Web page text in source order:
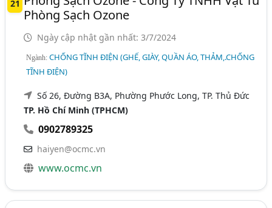
21
Phòng Sạch Ozone
Ngày cập nhật gần nhất: 3/7/2024
Ngành:CHỐNG TĨNH ĐIỆN (GHẾ, GIÀY, QUẦN ÁO, THẢM,.CHỐNG
TĨNH ĐIỆN)
Số 26, Đường B3A, Phường Phước Long, TP. Thủ Đức
TP. Hồ Chí Minh (TPHCM)
0902789325
haiyen@ocmc.vn
www.ocmc.vn